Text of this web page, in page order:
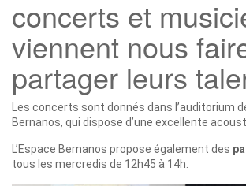
concerts et
viennent nous
partager leurs
Les concerts sont donnés dans l’auditorium
Bernanos, qui dispose d’une excellente
L’Espace Bernanos propose également des
tous les mercredis de 12h45 à 14h.